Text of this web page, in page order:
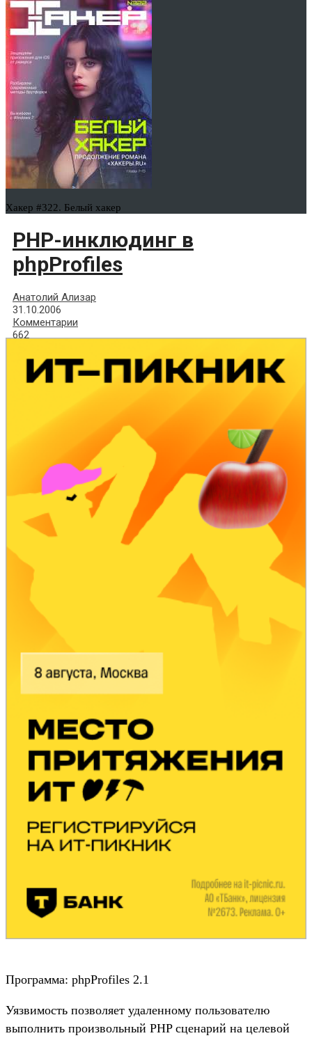
Хакер #322. Белый хакер
PHP-инклюдинг в
phpProfiles
Анатолий Ализар
31.10.2006
Комментарии
662
Программа: phpProfiles 2.1
Уязвимость позволяет удаленному пользователю
выполнить произвольный PHP сценарий на целевой